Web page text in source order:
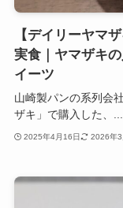
【デイリーヤマ
実食｜ヤマザキ
イーツ
山崎製パンの系列会
ザキ」で購入した、...
2025年4月16日 2026年3